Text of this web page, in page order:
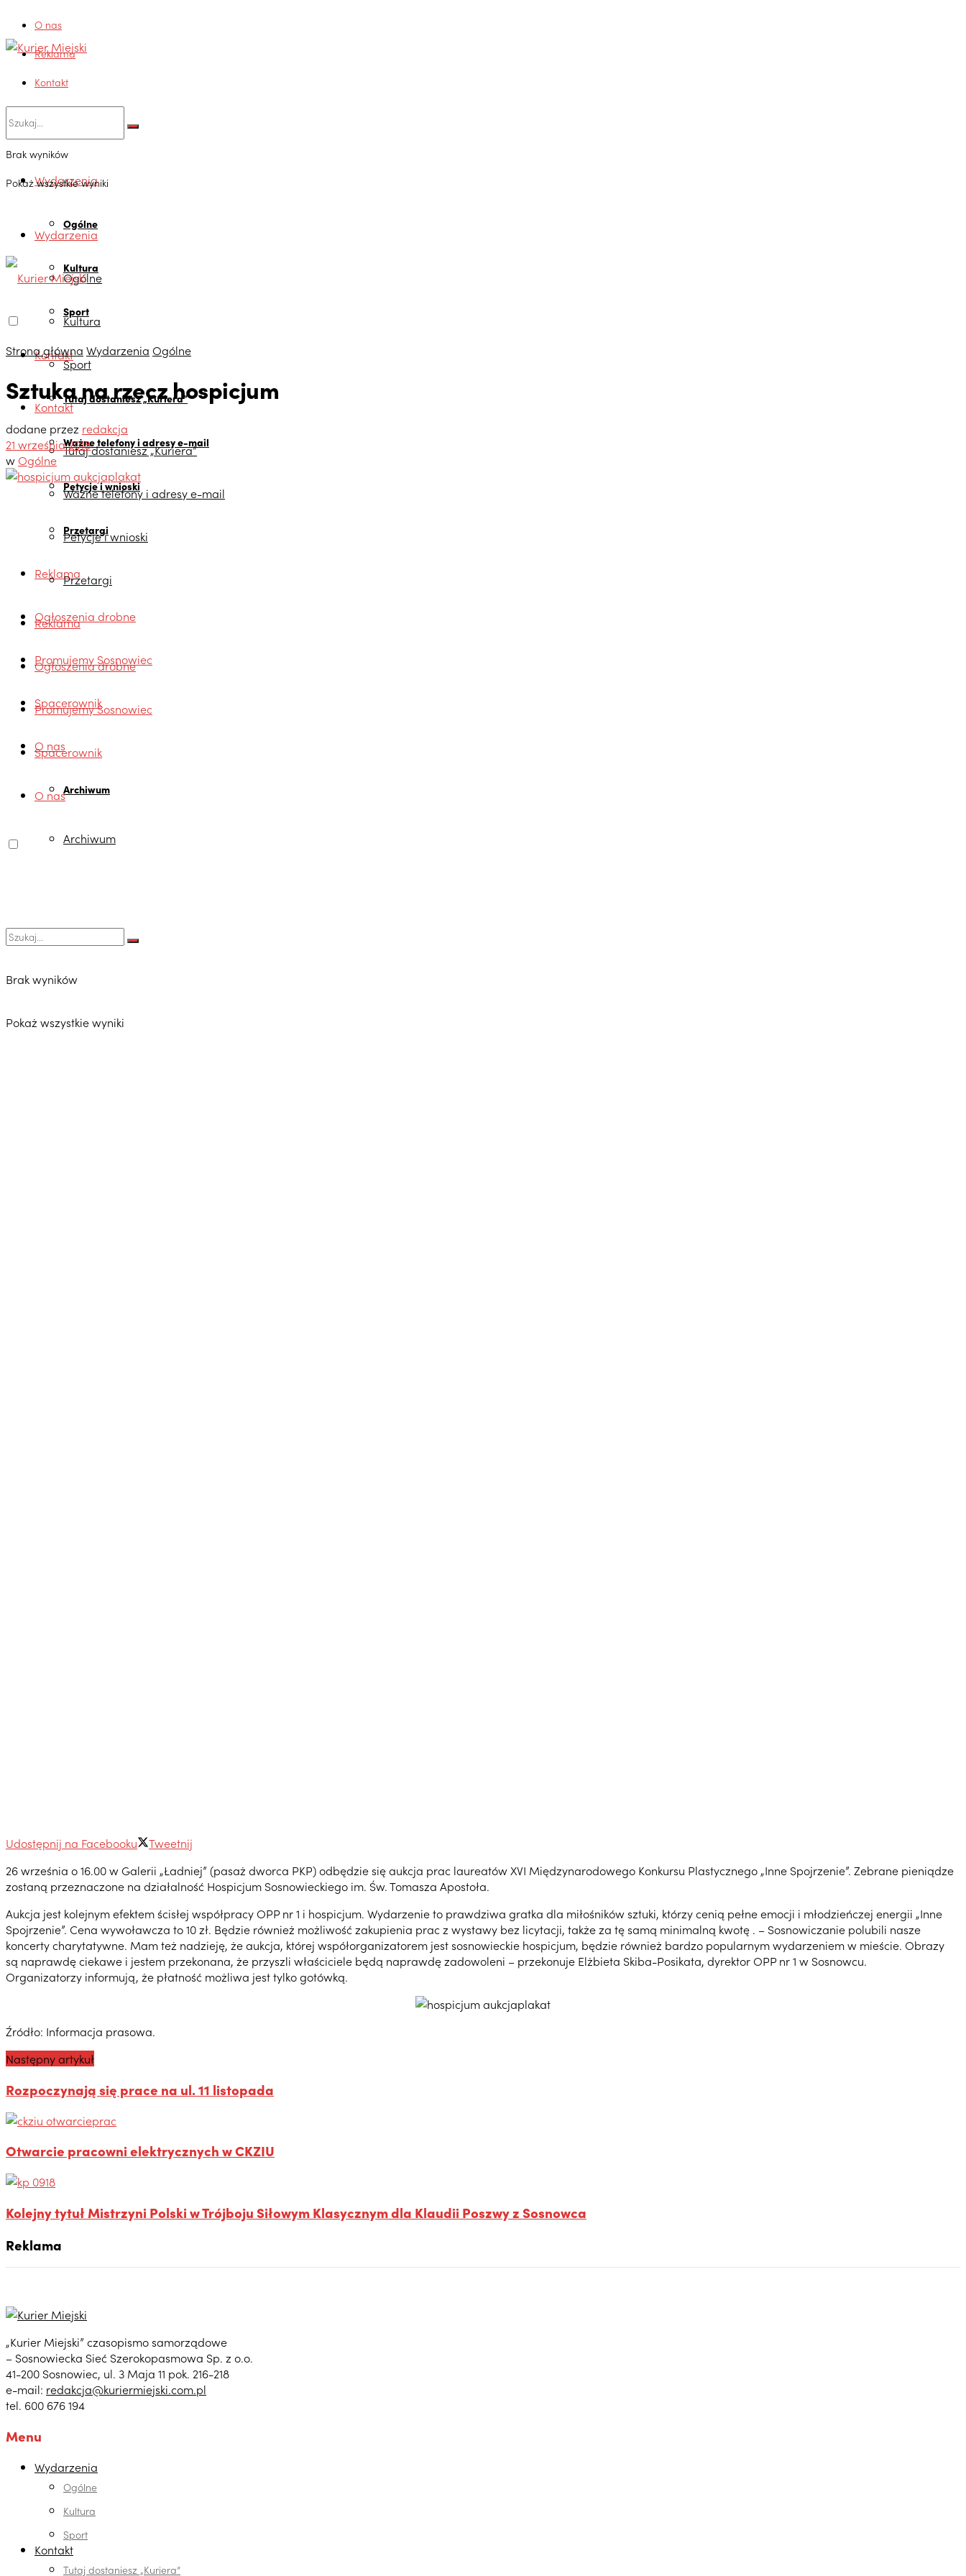
O nas
Reklama
Kontakt
Brak wyników
Pokaż wszystkie wyniki
Wydarzenia
Ogólne
Kultura
Sport
Kontakt
Tutaj dostaniesz „Kuriera”
Ważne telefony i adresy e-mail
Petycje i wnioski
Przetargi
Reklama
Ogłoszenia drobne
Promujemy Sosnowiec
Spacerownik
O nas
Archiwum
Wydarzenia
Ogólne
Kultura
Sport
Kontakt
Tutaj dostaniesz „Kuriera”
Ważne telefony i adresy e-mail
Petycje i wnioski
Przetargi
Reklama
Ogłoszenia drobne
Promujemy Sosnowiec
Spacerownik
O nas
Archiwum
Brak wyników
Pokaż wszystkie wyniki
Strona główna Wydarzenia Ogólne
Sztuka na rzecz hospicjum
dodane przez redakcja
21 września 2018
wOgólne
Udostępnij na Facebooku
Tweetnij
26 września o 16.00 w Galerii „Ładniej” (pasaż dworca PKP) odbędzie się aukcja prac laureatów XVI Międzynarodowego Konkursu Plastycznego „Inne Spojrzenie”. Zebrane pieniądze
zostaną przeznaczone na działalność Hospicjum Sosnowieckiego im. Św. Tomasza Apostoła.
Aukcja jest kolejnym efektem ścisłej współpracy OPP nr 1 i hospicjum. Wydarzenie to prawdziwa gratka dla miłośników sztuki, którzy cenią pełne emocji i młodzieńczej energii „Inne
Spojrzenie”. Cena wywoławcza to 10 zł. Będzie również możliwość zakupienia prac z wystawy bez licytacji, także za tę samą minimalną kwotę . – Sosnowiczanie polubili nasze
koncerty charytatywne. Mam też nadzieję, że aukcja, której współorganizatorem jest sosnowieckie hospicjum, będzie również bardzo popularnym wydarzeniem w mieście. Obrazy
są naprawdę ciekawe i jestem przekonana, że przyszli właściciele będą naprawdę zadowoleni – przekonuje Elżbieta Skiba-Posikata, dyrektor OPP nr 1 w Sosnowcu.
Organizatorzy informują, że płatność możliwa jest tylko gotówką.
Źródło: Informacja prasowa.
Następny artykuł
Rozpoczynają się prace na ul. 11 listopada
Otwarcie pracowni elektrycznych w CKZIU
Kolejny tytuł Mistrzyni Polski w Trójboju Siłowym Klasycznym dla Klaudii Poszwy z Sosnowca
Reklama
„Kurier Miejski” czasopismo samorządowe
– Sosnowiecka Sieć Szerokopasmowa Sp. z o.o.
41-200 Sosnowiec, ul. 3 Maja 11 pok. 216-218
e-mail: redakcja@kuriermiejski.com.pl
tel. 600 676 194
Menu
Wydarzenia
Ogólne
Kultura
Sport
Kontakt
Tutaj dostaniesz „Kuriera”